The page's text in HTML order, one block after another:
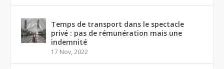
Temps de transport dans le spectacle
privé : pas de rémunération mais une
indemnité
17 Nov, 2022